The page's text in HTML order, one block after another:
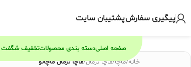
پیگیری سفارشپشتیبان سایت
صفحه اصلیدسته بندی محصولاتتخفیف شگفت
خانه/ماچا/ماچا نرمال/ماچا نرمال ماچانو